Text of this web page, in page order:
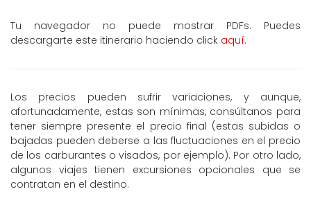
Tu navegador no puede mostrar PDFs. Puedes
descargarte este itinerario haciendo click aquí.
Los precios pueden sufrir variaciones, y aunque,
afortunadamente, estas son mínimas, consúltanos para
tener siempre presente el precio final (estas subidas o
bajadas pueden deberse a las fluctuaciones en el precio
de los carburantes o visados, por ejemplo). Por otro lado,
algunos viajes tienen excursiones opcionales que se
contratan en el destino.